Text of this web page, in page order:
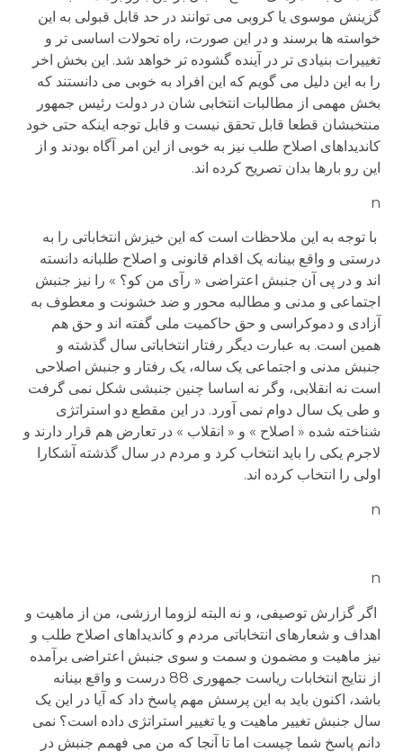
گزینش موسوی یا کروبی می توانند در حد قابل قبولی به این
خواسته ها برسند و در این صورت، راه تحولات اساسی تر و
تغییرات بنیادی تر در آینده گشوده تر خواهد شد. این بخش اخر
را به این دلیل می گویم که این افراد به خوبی می دانستند که
بخش مهمی از مطالبات انتخابی شان در دولت رئیس جمهور
منتخبشان قطعا قابل تحقق نیست و قابل توجه اینکه حتی خود
کاندیداهای اصلاح طلب نیز به خوبی از این امر آگاه بودند و از
این رو بارها بدان تصریح کرده اند.
n
با توجه به این ملاحظات است که این خیزش انتخاباتی را به
درستی و واقع بینانه یک اقدام قانونی و اصلاح طلبانه دانسته
اند و در پی آن جنبش اعتراضی « رآی من کو؟ » را نیز جنبش
اجتماعی و مدنی و مطالبه محور و ضد خشونت و معطوف به
آزادی و دموکراسی و حق حاکمیت ملی گفته اند و حق هم
همین است. به عبارت دیگر رفتار انتخاباتی سال گذشته و
جنبش مدنی و اجتماعی یک ساله، یک رفتار و جنبش اصلاحی
است نه انقلابی، وگر نه اساسا چنین جنبشی شکل نمی گرفت
و طی یک سال دوام نمی آورد. در این مقطع دو استراتژی
شناخته شده « اصلاح » و « انقلاب » در تعارض هم قرار دارند و
لاجرم یکی را باید انتخاب کرد و مردم در سال گذشته آشکارا
اولی را انتخاب کرده اند.
n
n
اگر گزارش توصیفی، و نه البته لزوما ارزشی، من از ماهیت و
اهداف و شعارهای انتخاباتی مردم و کاندیداهای اصلاح طلب و
نیز ماهیت و مضمون و سمت و سوی جنبش اعتراضی برآمده
از نتایج انتخابات ریاست جمهوری 88 درست و واقع بینانه
باشد، اکنون باید به این پرسش مهم پاسخ داد که آیا در این یک
سال جنبش تغییر ماهیت و یا تغییر استراتژی داده است؟ نمی
دانم پاسخ شما چیست اما تا آنجا که من می فهمم جنبش در